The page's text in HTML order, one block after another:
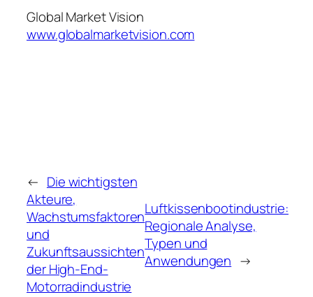
Global Market Vision
www.globalmarketvision.com
← Die wichtigsten
Akteure,
Wachstumsfaktoren
und
Zukunftsaussichten
der High-End-
Motorradindustrie
Luftkissenbootindustrie:
Regionale Analyse,
Typen und
Anwendungen →